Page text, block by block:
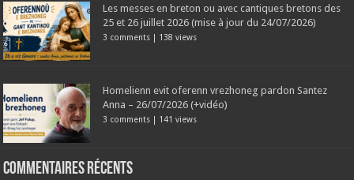
Les messes en breton ou avec cantiques bretons des
25 et 26 juillet 2026 (mise à jour du 24/07/2026)
3 comments | 138 views
Homelienn evit oferenn vrezhoneg pardon Santez
Anna – 26/07/2026 (+vidéo)
3 comments | 141 views
Commentaires récents